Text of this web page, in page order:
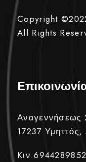
Copyright
All Rights
Αναγεννήσεως
17237
Kιν.6944289852